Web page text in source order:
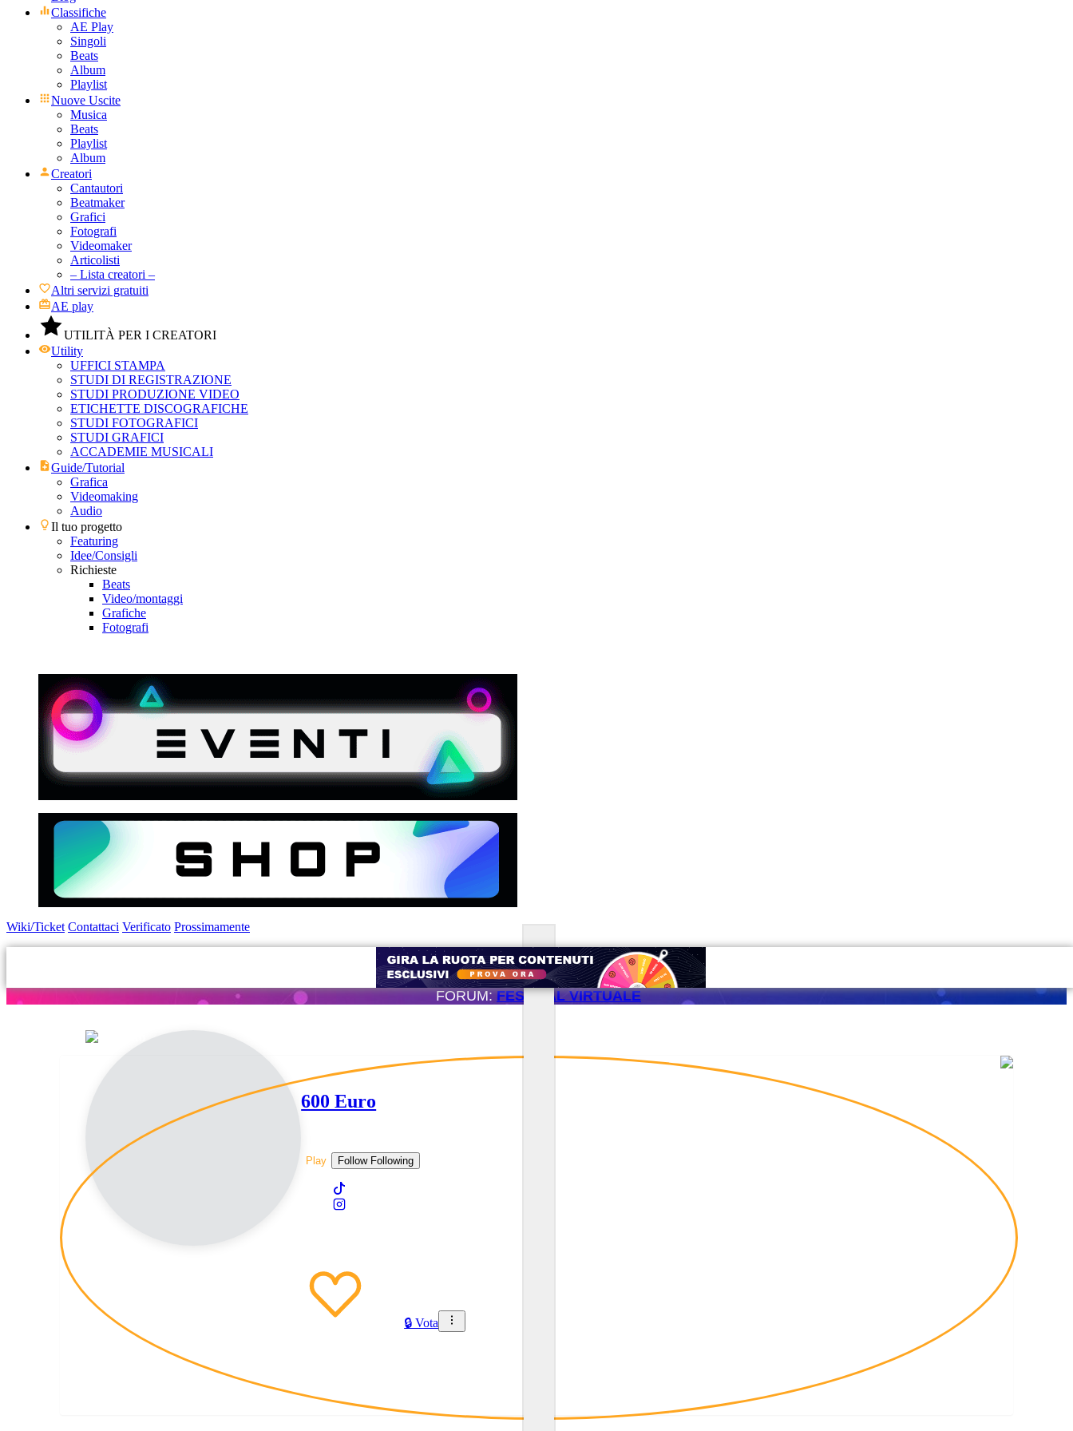
Classifiche
AE Play
Singoli
Beats
Album
Playlist
Nuove Uscite
Musica
Beats
Playlist
Album
Creatori
Cantautori
Beatmaker
Grafici
Fotografi
Videomaker
Articolisti
– Lista creatori –
Altri servizi gratuiti
AE play
UTILITÀ PER I CREATORI
Utility
UFFICI STAMPA
STUDI DI REGISTRAZIONE
STUDI PRODUZIONE VIDEO
ETICHETTE DISCOGRAFICHE
STUDI FOTOGRAFICI
STUDI GRAFICI
ACCADEMIE MUSICALI
Guide/Tutorial
Grafica
Videomaking
Audio
Il tuo progetto
Featuring
Idee/Consigli
Richieste
Beats
Video/montaggi
Grafiche
Fotografi
Wiki/Ticket Contattaci Verificato Prossimamente
FORUM:FESTIVAL VIRTUALE
600 Euro
Play Follow Following
🔒 Vota